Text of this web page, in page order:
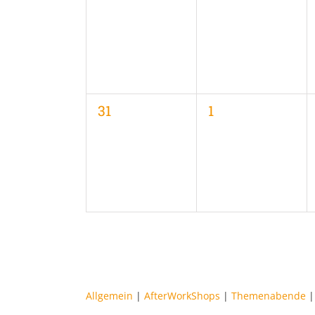
0
31
0
1
Allgemein | AfterWorkShops | Themenabende |